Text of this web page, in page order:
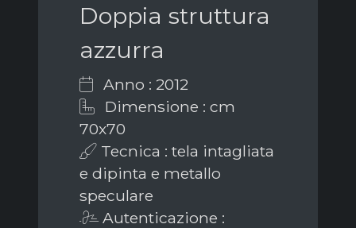
Doppia struttura
azzurra
Anno : 2012
Dimensione : cm
70x70
Tecnica : tela intagliata
e dipinta e metallo
speculare
Autenticazione :